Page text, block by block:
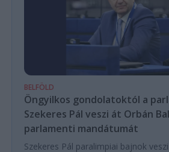
BELFÖLD
Öngyilkos gondolatoktól a
Szekeres Pál veszi át Orbán
parlamenti mandátumát
Szekeres Pál paralimpiai bajnok